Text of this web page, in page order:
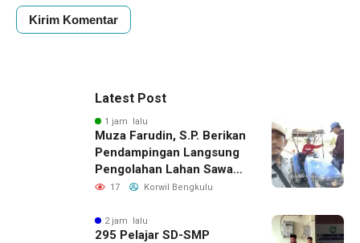
Latest Post
1 jam lalu
Muza Farudin, S.P. Berikan
Pendampingan Langsung
Pengolahan Lahan Sawah
di Seginim
17 Korwil Bengkulu
2 jam lalu
295 Pelajar SD-SMP